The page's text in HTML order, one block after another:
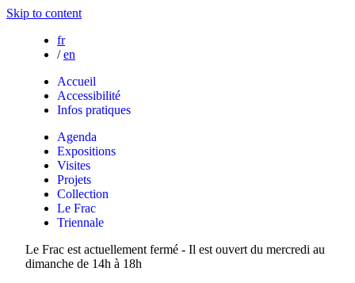
Skip to content
fr
/ en
Accueil
Accessibilité
Infos pratiques
Agenda
Expositions
Visites
Projets
Collection
Le Frac
Triennale
Le Frac est actuellement fermé - Il est ouvert du mercredi au
dimanche de 14h à 18h